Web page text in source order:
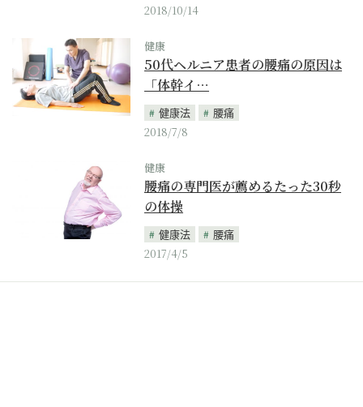
2018/10/14
健康
50代ヘルニア患者の腰痛の原因は
「体幹イ…
健康法
腰痛
2018/7/8
健康
腰痛の専門医が薦めるたった30秒
の体操
健康法
腰痛
2017/4/5